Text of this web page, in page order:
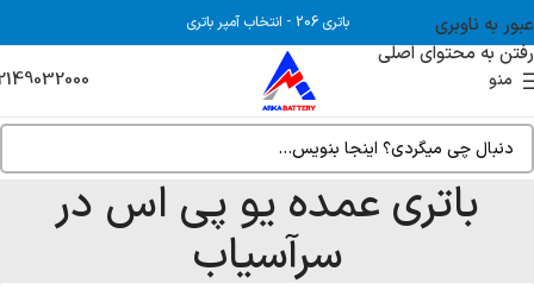
عبور به ناوبری
رفتن به محتوای اصلی
باتری 206 - انتخاب آمپر باتری
منو
باتری عمده یو پی اس در
سرآسیاب